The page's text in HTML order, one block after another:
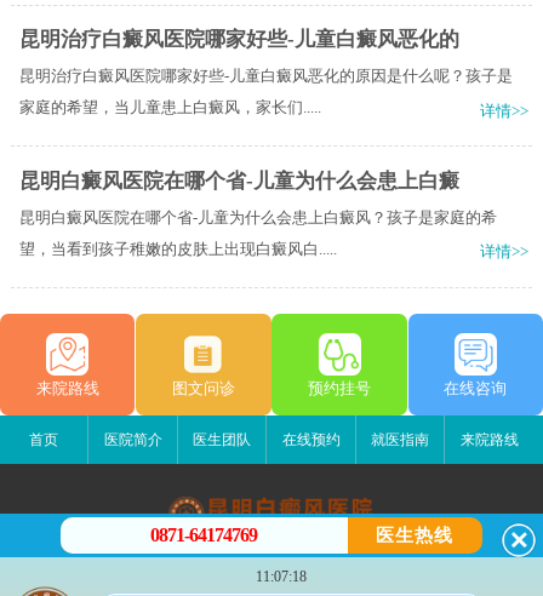
昆明治疗白癜风医院哪家好些-儿童白癜风恶化的
昆明治疗白癜风医院哪家好些-儿童白癜风恶化的原因是什么呢？孩子是
家庭的希望，当儿童患上白癜风，家长们.....
详情>>
昆明白癜风医院在哪个省-儿童为什么会患上白癜
昆明白癜风医院在哪个省-儿童为什么会患上白癜风？孩子是家庭的希
望，当看到孩子稚嫩的皮肤上出现白癜风白.....
详情>>
来院路线 图文问诊 预约挂号 在线咨询
首页 医院简介 医生团队 在线预约 就医指南 来院路线
昆明白癜风医院
昆明市五华区护国路2号
0871-64174769 医生热线
11:07:18